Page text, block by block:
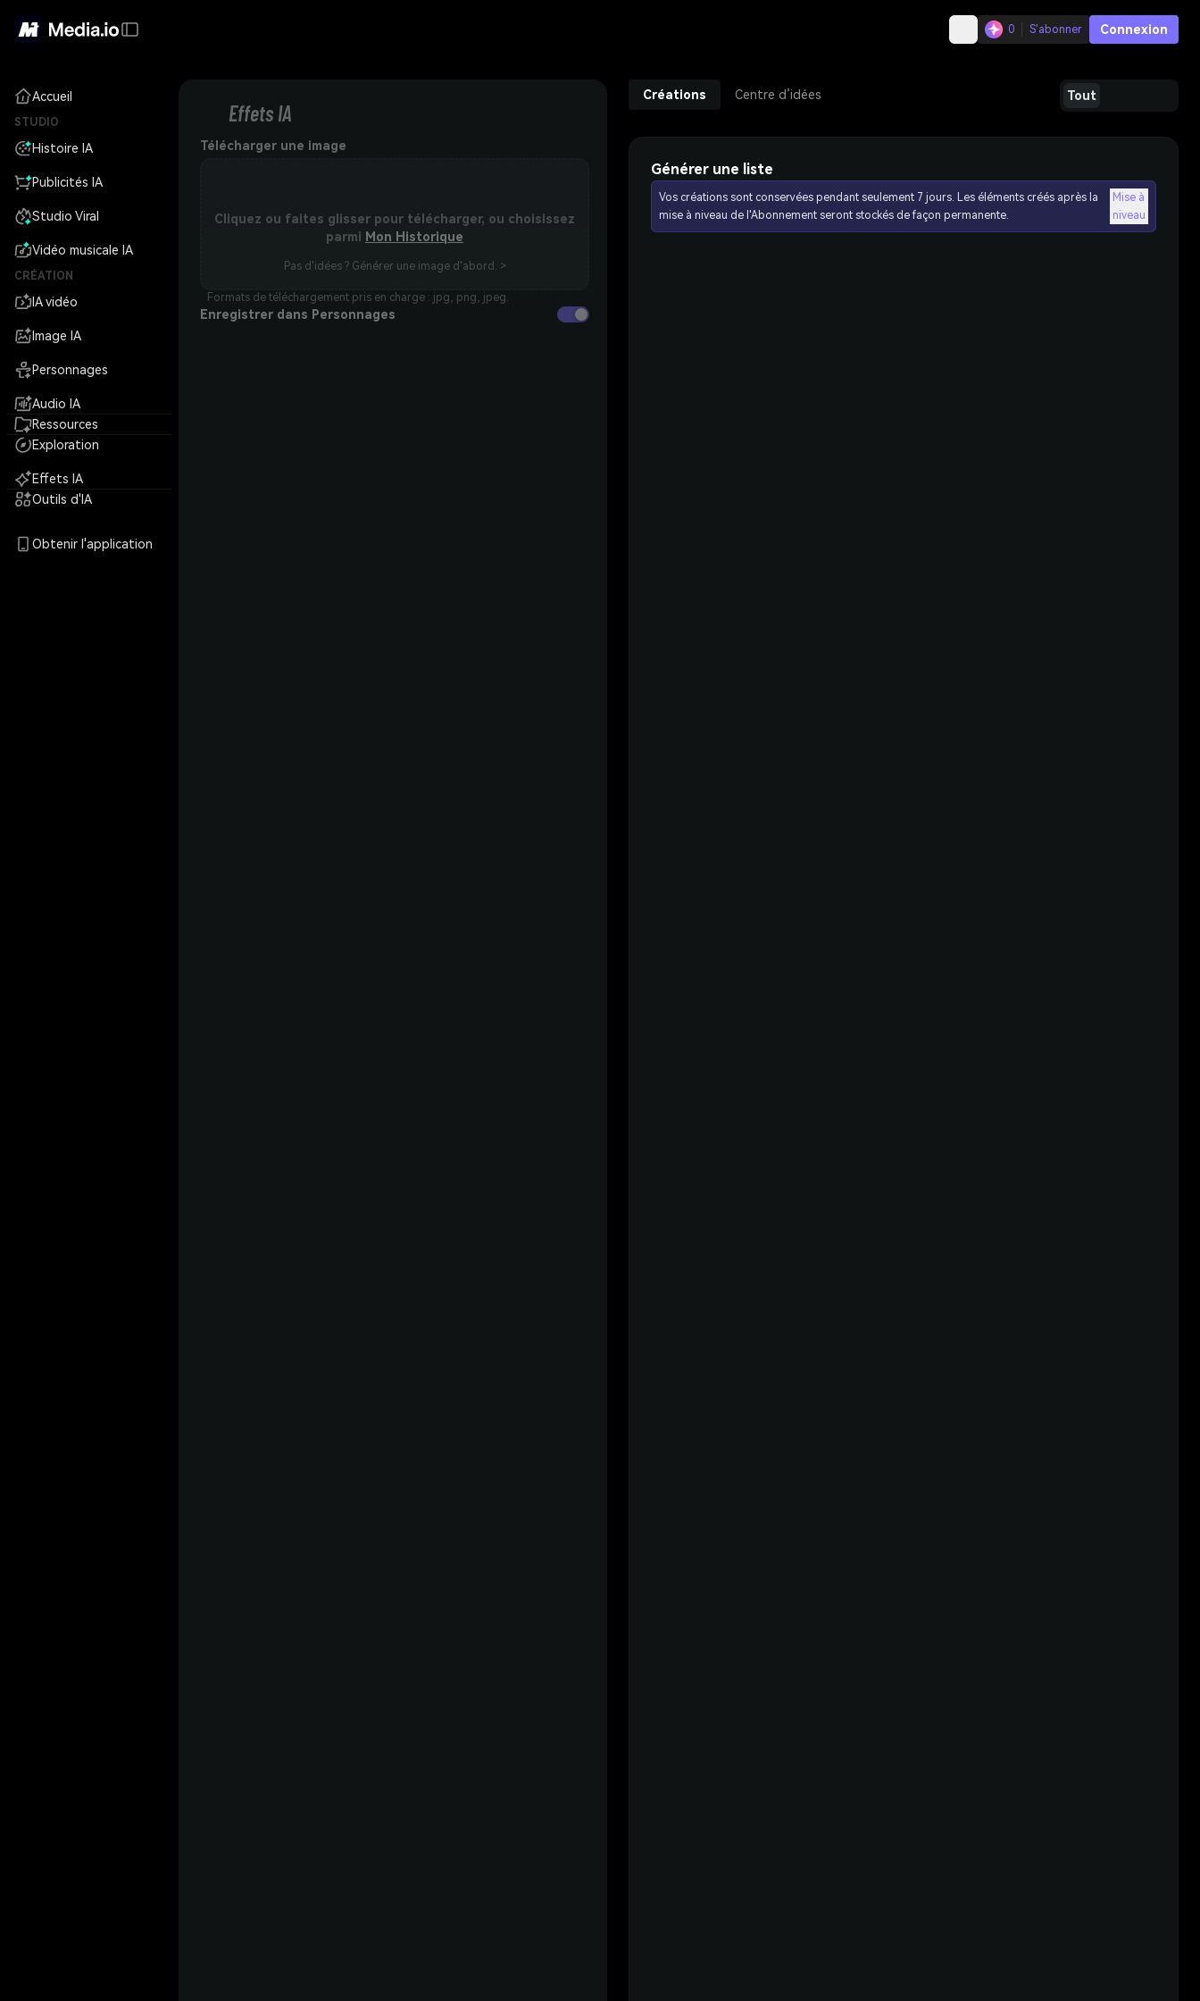
0 S'abonner Connexion
Accueil
STUDIO
Histoire IA
Publicités IA
Studio Viral
Vidéo musicale IA
CRÉATION
IA vidéo
Image IA
Personnages
Audio IA
Ressources
Exploration
Effets IA
Outils d'IA
Obtenir l'application
Effets IA
Télécharger une image
Cliquez ou faites glisser pour télécharger, ou choisissez
parmi Mon Historique
Pas d'idées ? Générer une image d'abord. >
Formats de téléchargement pris en charge : jpg, png, jpeg.
Enregistrer dans Personnages
Créations Centre d’idées Tout
Générer une liste
Vos créations sont conservées pendant seulement 7 jours. Les éléments créés après la
mise à niveau de l'Abonnement seront stockés de façon permanente.
Mise à
niveau